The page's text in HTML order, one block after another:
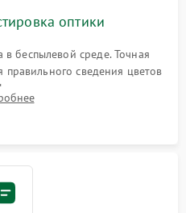
оптики
в беспылевой среде. Точная
сведения цветов
подключение всех
и закрытие корпуса